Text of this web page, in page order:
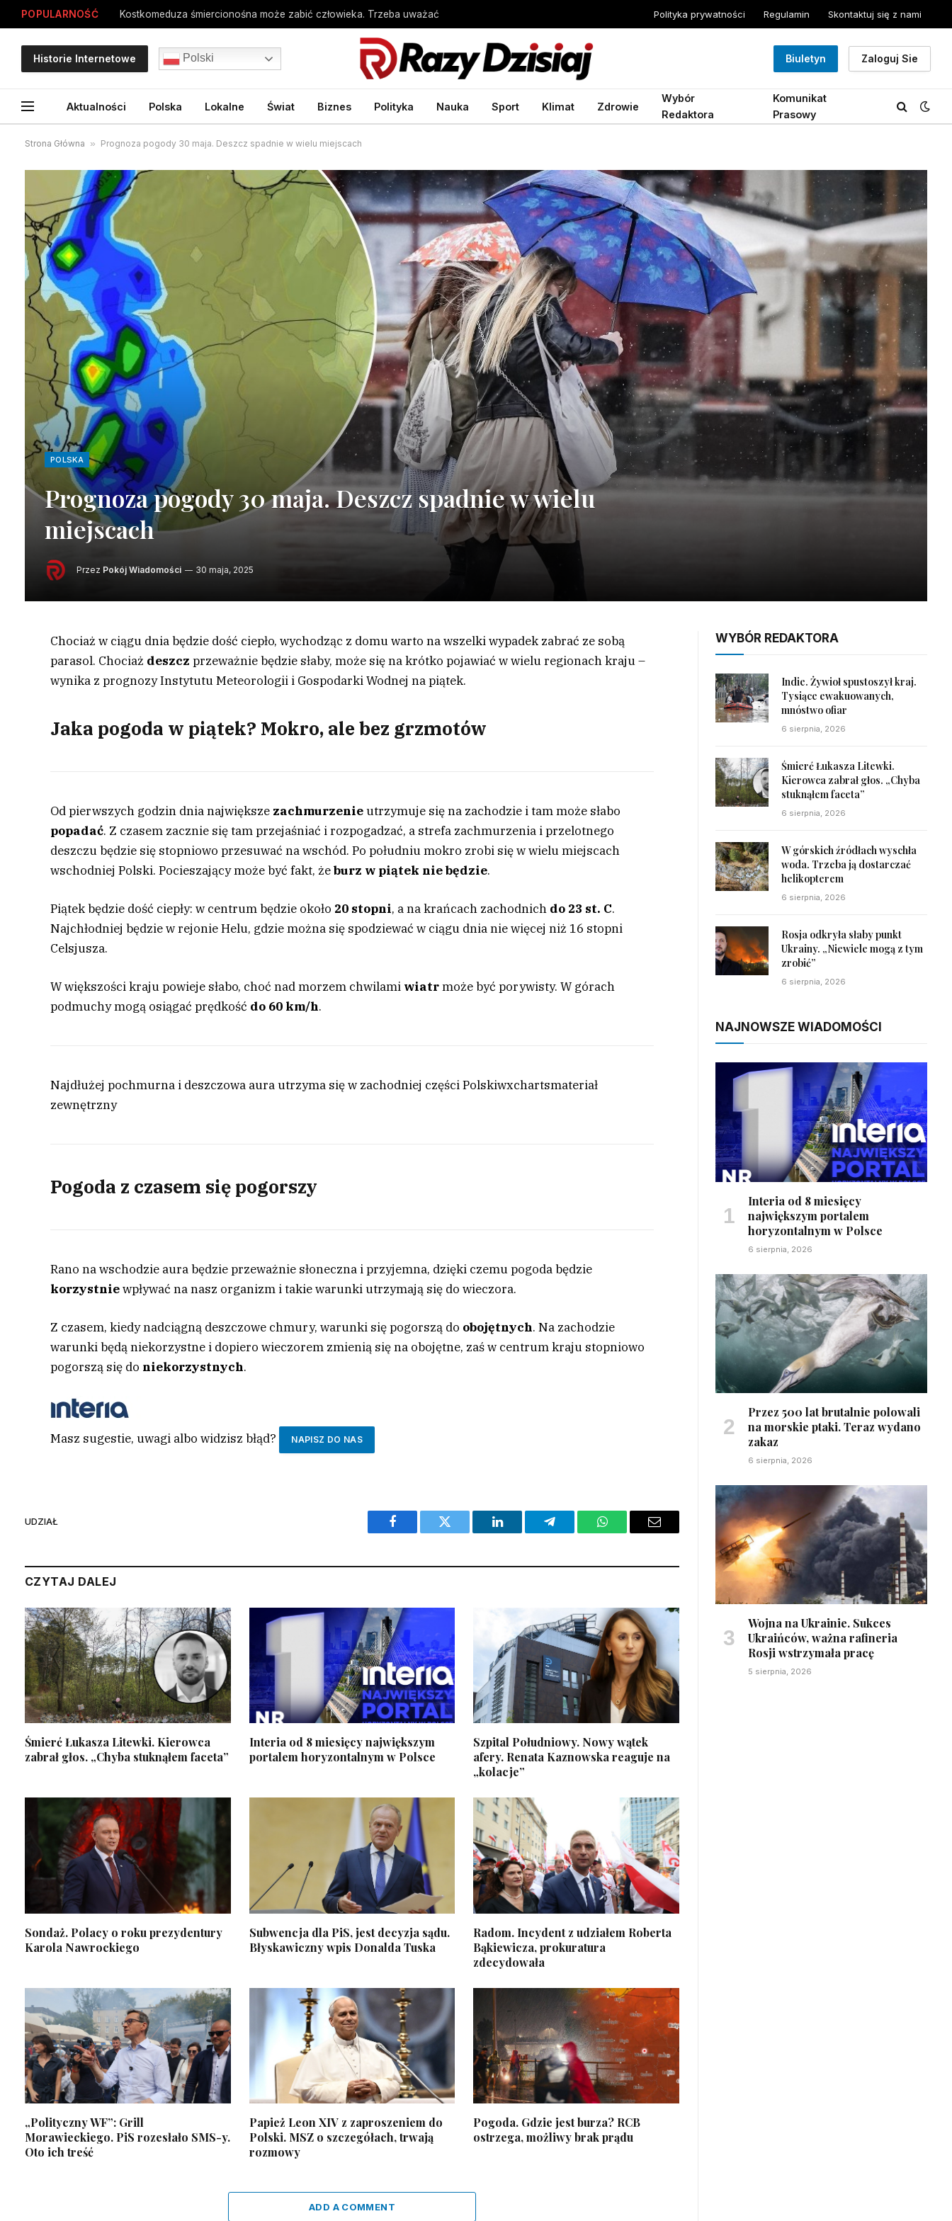
POPULARNOŚĆ Kostkomeduza śmiercionośna może zabić człowieka. Trzeba uważać Polityka prywatności Regulamin Skontaktuj się z nami
Historie Internetowe Polski Biuletyn Zaloguj Sie
Aktualności Polska Lokalne Świat Biznes Polityka Nauka Sport Klimat Zdrowie
Wybór
Redaktora
Komunikat
Prasowy
Strona Główna » Prognoza pogody 30 maja. Deszcz spadnie w wielu miejscach
POLSKA
Prognoza pogody 30 maja. Deszcz spadnie w wielu
miejscach
Przez Pokój Wiadomości 30 maja, 2025
Chociaż w ciągu dnia będzie dość ciepło, wychodząc z domu warto na wszelki wypadek zabrać ze sobą
parasol. Chociaż deszczprzeważnie będzie słaby, może się na krótko pojawiać w wielu regionach kraju –
wynika z prognozy Instytutu Meteorologii i Gospodarki Wodnej na piątek.
Jaka pogoda w piątek? Mokro, ale bez grzmotów
Od pierwszych godzin dnia największe zachmurzenieutrzymuje się na zachodzie i tam może słabo
popadać. Z czasem zacznie się tam przejaśniać i rozpogadzać, a strefa zachmurzenia i przelotnego
deszczu będzie się stopniowo przesuwać na wschód. Po południu mokro zrobi się w wielu miejscach
wschodniej Polski. Pocieszający może być fakt, żeburz w piątek nie będzie.
Piątek będzie dość ciepły: w centrum będzie około 20 stopni, a na krańcach zachodnich do 23 st. C.
Najchłodniej będzie w rejonie Helu, gdzie można się spodziewać w ciągu dnia nie więcej niż 16 stopni
Celsjusza.
W większości kraju powieje słabo, choć nad morzem chwilami wiatrmoże być porywisty. W górach
podmuchy mogą osiągać prędkość do 60 km/h.
Najdłużej pochmurna i deszczowa aura utrzyma się w zachodniej części Polskiwxchartsmateriał
zewnętrzny
Pogoda z czasem się pogorszy
Rano na wschodzie aura będzie przeważnie słoneczna i przyjemna, dzięki czemu pogoda będzie
korzystniewpływać na nasz organizm i takie warunki utrzymają się do wieczora.
Z czasem, kiedy nadciągną deszczowe chmury, warunki się pogorszą do obojętnych. Na zachodzie
warunki będą niekorzystne i dopiero wieczorem zmienią się na obojętne, zaś w centrum kraju stopniowo
pogorszą się do niekorzystnych.
Masz sugestie, uwagi albo widzisz błąd? NAPISZ DO NAS
UDZIAŁ
Facebook Twitter LinkedIn Telegram WhatsAppEmail
CZYTAJ DALEJ
Śmierć Łukasza Litewki. Kierowca
zabrał głos. „Chyba stuknąłem faceta”
Interia od 8 miesięcy największym
portalem horyzontalnym w Polsce
Szpital Południowy. Nowy wątek
afery. Renata Kaznowska reaguje na
„kolacje”
Sondaż. Polacy o roku prezydentury
Karola Nawrockiego
Subwencja dla PiS, jest decyzja sądu.
Błyskawiczny wpis Donalda Tuska
Radom. Incydent z udziałem Roberta
Bąkiewicza, prokuratura
zdecydowała
„Polityczny WF”: Grill
Morawieckiego. PiS rozesłało SMS-y.
Oto ich treść
Papież Leon XIV z zaproszeniem do
Polski. MSZ o szczegółach, trwają
rozmowy
Pogoda. Gdzie jest burza? RCB
ostrzega, możliwy brak prądu
ADD A COMMENT
WYBÓR REDAKTORA
Indie. Żywioł spustoszył kraj.
Tysiące ewakuowanych,
mnóstwo ofiar
6 sierpnia, 2026
Śmierć Łukasza Litewki.
Kierowca zabrał głos. „Chyba
stuknąłem faceta”
6 sierpnia, 2026
W górskich źródłach wyschła
woda. Trzeba ją dostarczać
helikopterem
6 sierpnia, 2026
Rosja odkryła słaby punkt
Ukrainy. „Niewiele mogą z tym
zrobić”
6 sierpnia, 2026
NAJNOWSZE WIADOMOŚCI
Interia od 8 miesięcy
największym portalem
horyzontalnym w Polsce
6 sierpnia, 2026
Przez 500 lat brutalnie polowali
na morskie ptaki. Teraz wydano
zakaz
6 sierpnia, 2026
Wojna na Ukrainie. Sukces
Ukraińców, ważna rafineria
Rosji wstrzymała pracę
5 sierpnia, 2026